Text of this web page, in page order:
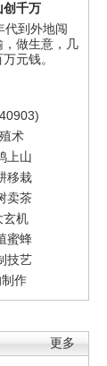
创千万
代到外地闯
，做生意，几
元钱。
术
上山
移栽
卖茶
玄机
蜜蜂
技艺
作
更多